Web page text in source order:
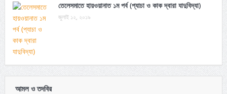
তেলেসমাতে হায়ওয়ানাত ১ম পর্ব (প্যাচা ও কাক দ্বারা যাদুবিদ্যা)
জুলাই ১২, ২০১৯
আমল ও তদবির